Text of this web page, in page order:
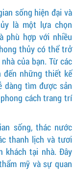
sống hiện đại và
là một lựa chọn
phù hợp với nhiều
thủy có thể trở
của bạn. Từ các
đến những thiết kế
dàng tìm được sản
cách trang trí
sống, thác nước
thanh lịch và tươi
khách tại nhà. Đây
mỹ và sự quan